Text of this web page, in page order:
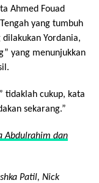
Ahmed Fouad
yang tumbuh
Yordania,
yang menunjukkan
tidaklah cukup, kata
sekarang.”
Abdulrahim dan
Patil, Nick